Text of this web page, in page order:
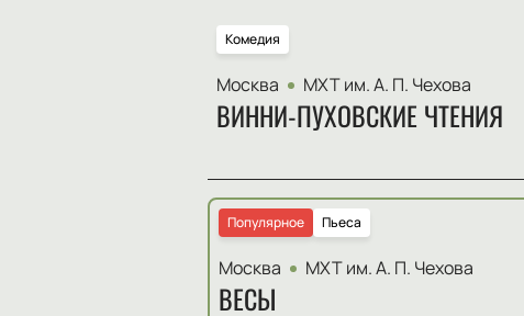
Комедия
Москва МХТ им. А. П. Чехова
ВИННИ-ПУХОВСКИЕ ЧТЕНИЯ
Пьеса
Популярное
Москва МХТ им. А. П. Чехова
ВЕСЫ